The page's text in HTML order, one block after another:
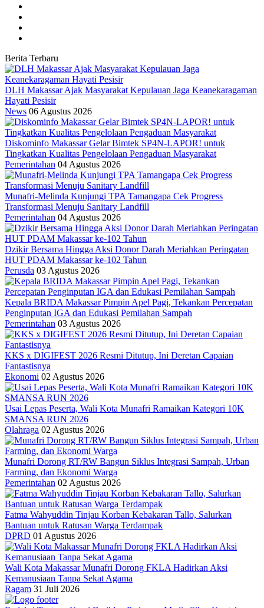
Berita Terbaru
DLH Makassar Ajak Masyarakat Kepulauan Jaga Keanekaragaman
Hayati Pesisir
News 06 Agustus 2026
Diskominfo Makassar Gelar Bimtek SP4N-LAPOR! untuk
Tingkatkan Kualitas Pengelolaan Pengaduan Masyarakat
Pemerintahan 04 Agustus 2026
Munafri-Melinda Kunjungi TPA Tamangapa Cek Progress
Transformasi Menuju Sanitary Landfill
Pemerintahan 04 Agustus 2026
Dzikir Bersama Hingga Aksi Donor Darah Meriahkan Peringatan
HUT PDAM Makassar ke-102 Tahun
Perusda 03 Agustus 2026
Kepala BRIDA Makassar Pimpin Apel Pagi, Tekankan Percepatan
Penginputan IGA dan Edukasi Pemilahan Sampah
Pemerintahan 03 Agustus 2026
KKS x DIGIFEST 2026 Resmi Ditutup, Ini Deretan Capaian
Fantastisnya
Ekonomi 02 Agustus 2026
Usai Lepas Peserta, Wali Kota Munafri Ramaikan Kategori 10K
SMANSA RUN 2026
Olahraga 02 Agustus 2026
Munafri Dorong RT/RW Bangun Siklus Integrasi Sampah, Urban
Farming, dan Ekonomi Warga
Pemerintahan 02 Agustus 2026
Fatma Wahyuddin Tinjau Korban Kebakaran Tallo, Salurkan
Bantuan untuk Ratusan Warga Terdampak
DPRD 01 Agustus 2026
Wali Kota Makassar Munafri Dorong FKLA Hadirkan Aksi
Kemanusiaan Tanpa Sekat Agama
Ragam 31 Juli 2026